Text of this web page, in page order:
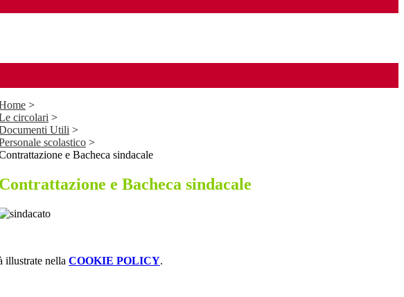
>
circolari >
Utili >
scolastico >
e Bacheca sindacale
Contrattazione e Bacheca sindacale
illustrate nella COOKIE POLICY.